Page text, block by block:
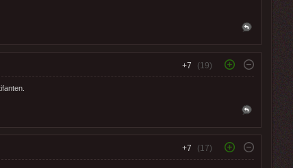
+7 (19)
+7 (17)